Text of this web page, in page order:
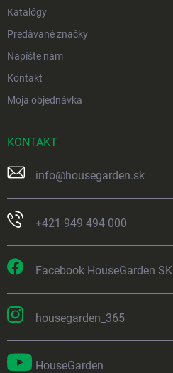
Katalógy
Predávané značky
Napíšte nám
Kontakt
Moja objednávka
KONTAKT
info@housegarden.sk
+421 949 494 000
Facebook HouseGarden SK
housegarden_365
HouseGarden